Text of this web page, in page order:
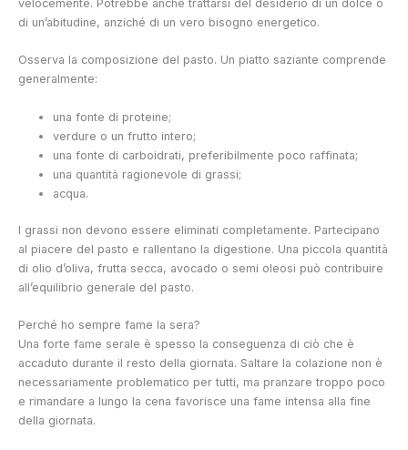
velocemente. Potrebbe anche trattarsi del desiderio di un dolce o
di un’abitudine, anziché di un vero bisogno energetico.
Osserva la composizione del pasto. Un piatto saziante comprende
generalmente:
una fonte di proteine;
verdure o un frutto intero;
una fonte di carboidrati, preferibilmente poco raffinata;
una quantità ragionevole di grassi;
acqua.
I grassi non devono essere eliminati completamente. Partecipano
al piacere del pasto e rallentano la digestione. Una piccola quantità
di olio d’oliva, frutta secca, avocado o semi oleosi può contribuire
all’equilibrio generale del pasto.
Perché ho sempre fame la sera?
Una forte fame serale è spesso la conseguenza di ciò che è
accaduto durante il resto della giornata. Saltare la colazione non è
necessariamente problematico per tutti, ma pranzare troppo poco
e rimandare a lungo la cena favorisce una fame intensa alla fine
della giornata.